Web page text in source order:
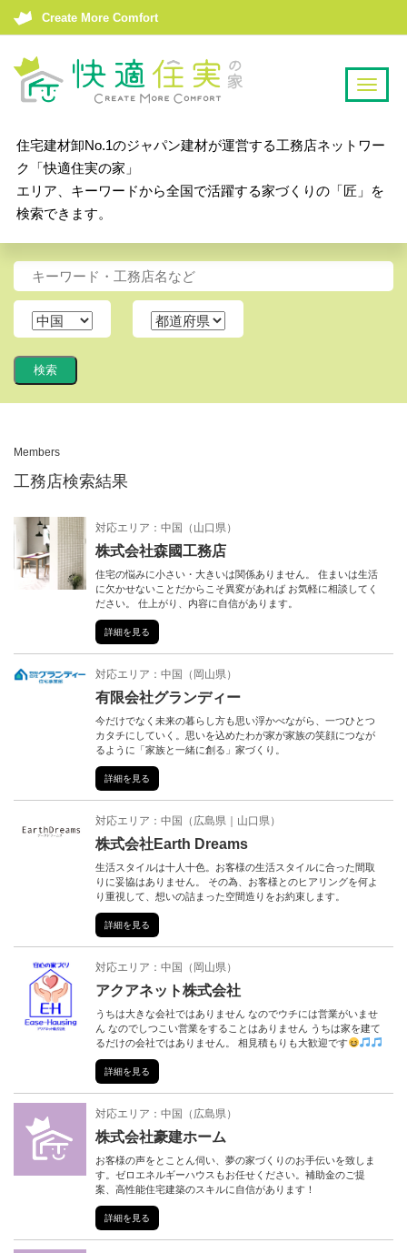
Create More Comfort
T
a
i
o
住宅建材卸No.1のジャパン建材が運営する工務店ネットワー
ク「快適住実の家」
エリア、キーワードから全国で活躍する家づくりの「匠」を
検索できます。
Members
工務店検索結果
対応エリア： 中国 （ 山口県）
株式会社森國工務店
住宅の悩みに小さい・大きいは関係ありません。 住まいは生活
に欠かせないことだからこそ異変があれば お気軽に相談してく
ださい。 仕上がり、内容に自信があります。
詳細を見る
対応エリア： 中国 （ 岡山県）
有限会社グランディー
今だけでなく未来の暮らし方も思い浮かべながら、一つひとつ
カタチにしていく。思いを込めたわが家が家族の笑顔につなが
るように「家族と一緒に創る」家づくり。
詳細を見る
対応エリア： 中国 （ 広島県 山口県）
株式会社Earth Dreams
生活スタイルは十人十色。お客様の生活スタイルに合った間取
りに妥協はありません。 その為、お客様とのヒアリングを何よ
り重視して、想いの詰まった空間造りをお約束します。
詳細を見る
対応エリア： 中国 （ 岡山県）
アクアネット株式会社
うちは大きな会社ではありません なのでウチには営業がいませ
ん なのでしつこい営業をすることはありません うちは家を建て
るだけの会社ではありません。 相見積もりも大歓迎です
詳細を見る
対応エリア： 中国 （ 広島県）
株式会社豪建ホーム
お客様の声をとことん伺い、夢の家づくりのお手伝いを致しま
す。ゼロエネルギーハウスもお任せください。補助金のご提
案、高性能住宅建築のスキルに自信があります！
詳細を見る